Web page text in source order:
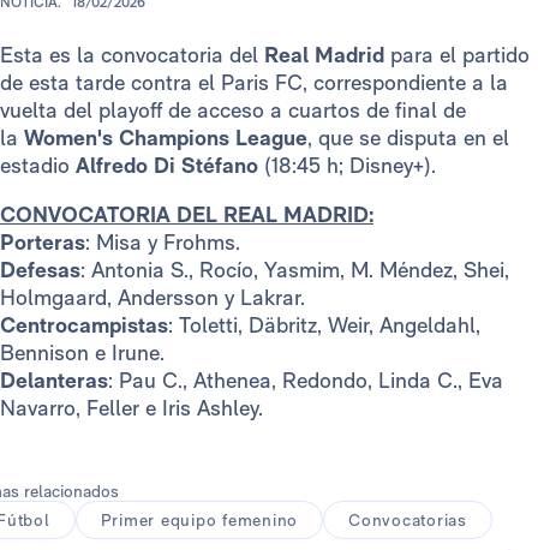
Esta es la convocatoria del Real Madrid para el partido
de esta tarde contra el Paris FC, correspondiente a la
vuelta del playoff de acceso a cuartos de final de
la Women's Champions League, que se disputa en el
estadio Alfredo Di Stéfano (18:45 h; Disney+).
CONVOCATORIA DEL REAL MADRID:
Porteras: Misa y Frohms.
Defesas: Antonia S., Rocío, Yasmim, M. Méndez, Shei,
Holmgaard, Andersson y Lakrar.
Centrocampistas: Toletti, Däbritz, Weir, Angeldahl,
Bennison e Irune.
Delanteras: Pau C., Athenea, Redondo, Linda C., Eva
Navarro, Feller e Iris Ashley.
relacionados
Primer equipo femenino Convocatorias